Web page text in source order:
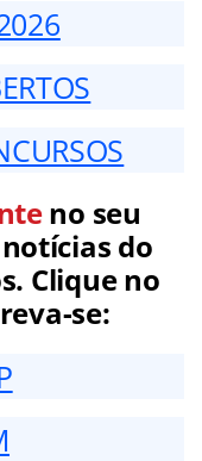
no seu
do
Clique no
se: